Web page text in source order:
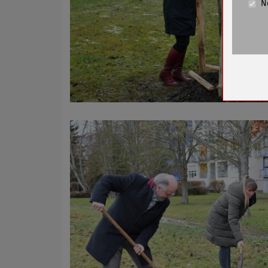
Cookie
Name
Anbieter
Zweck
Cookie
Cookie